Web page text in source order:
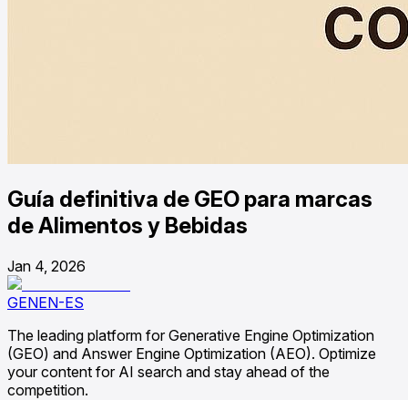
Guía definitiva de GEO para marcas
de Alimentos y Bebidas
Jan 4, 2026
GENEN-ES
The leading platform for Generative Engine Optimization
(GEO) and Answer Engine Optimization (AEO). Optimize
your content for AI search and stay ahead of the
competition.